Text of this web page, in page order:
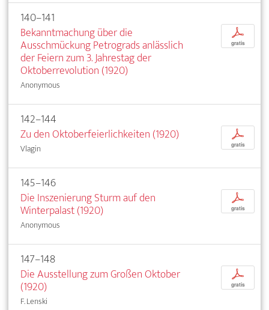
140–141
Bekanntmachung über die
Ausschmückung Petrograds anlässlich
der Feiern zum 3. Jahrestag der
Oktoberrevolution (1920)
Anonymous
p
gratis
142–144
Zu den Oktoberfeierlichkeiten (1920)
Vlagin
p
gratis
145–146
Die Inszenierung Sturm auf den
Winterpalast (1920)
Anonymous
p
gratis
147–148
Die Ausstellung zum Großen Oktober
(1920)
F. Lenski
p
gratis